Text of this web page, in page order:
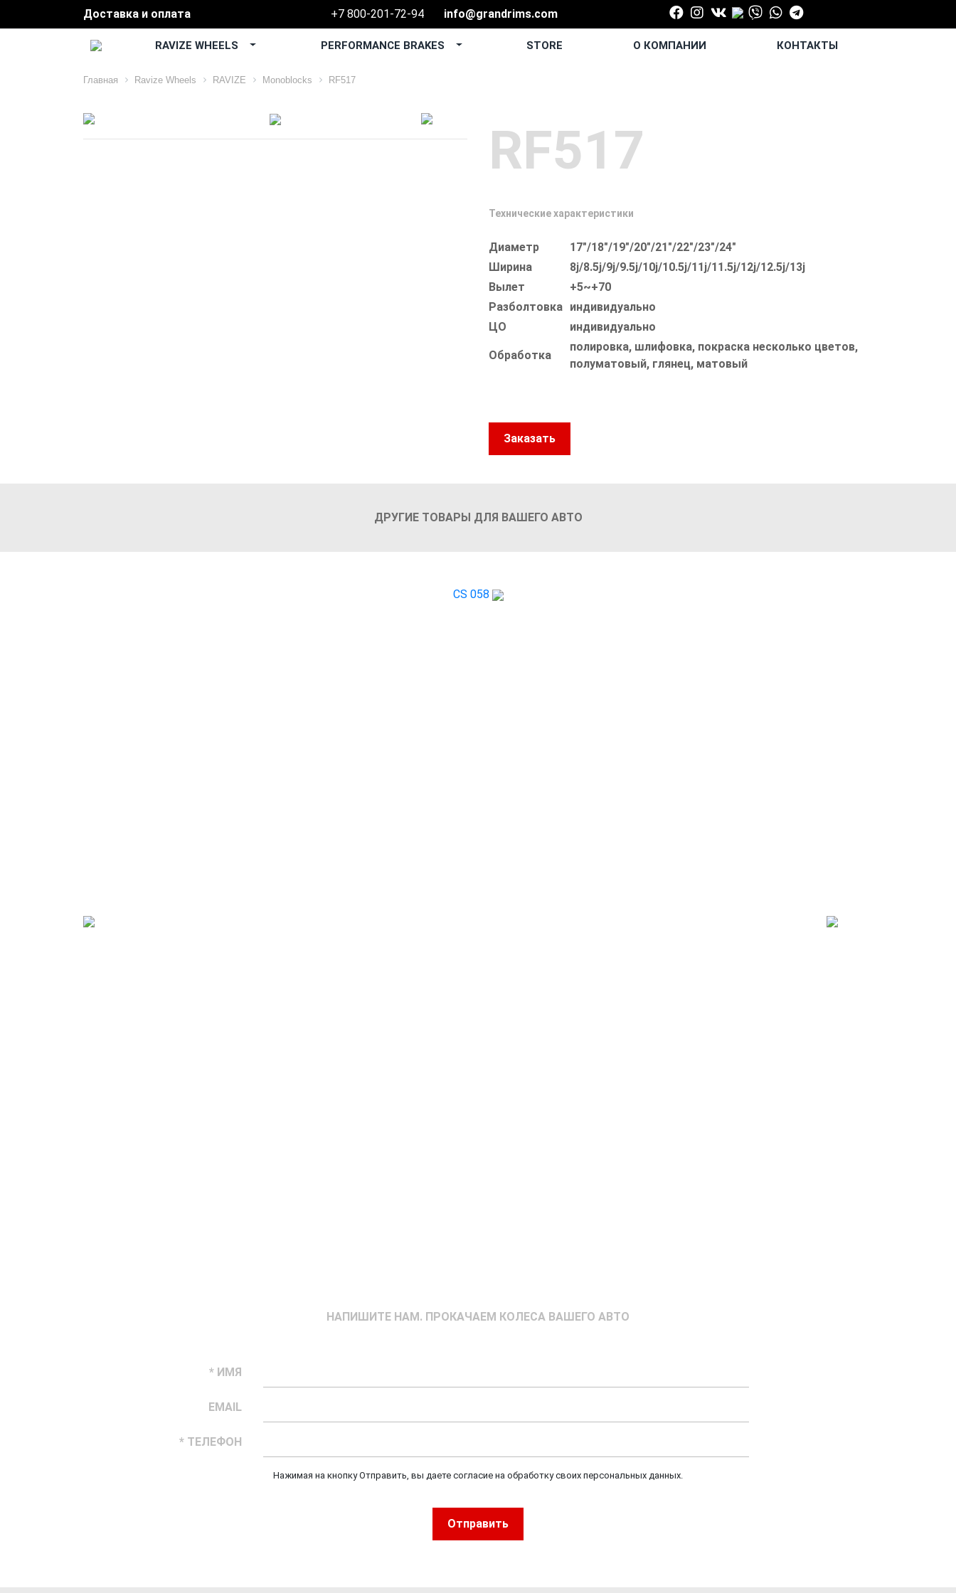
Доставка и оплата +7 800-201-72-94 info@grandrims.com
RAVIZE WHEELS PERFORMANCE BRAKES STORE О КОМПАНИИ КОНТАКТЫ
Главная Ravize Wheels RAVIZE Monoblocks RF517
RF517
Технические характеристики
Диаметр
17"/18"/19"/20"/21"/22"/23"/24"
Ширина
8j/8.5j/9j/9.5j/10j/10.5j/11j/11.5j/12j/12.5j/13j
Вылет
+5~+70
Разболтовка индивидуально
ЦО
индивидуально
Обработка
полировка, шлифовка, покраска несколько цветов,
полуматовый, глянец, матовый
Заказать
ДРУГИЕ ТОВАРЫ ДЛЯ ВАШЕГО АВТО
CS 058
НАПИШИТЕ НАМ. ПРОКАЧАЕМ КОЛЕСА ВАШЕГО АВТО
* ИМЯ
EMAIL
* ТЕЛЕФОН
Нажимая на кнопку Отправить, вы даете согласие на обработку своих персональных данных.
Отправить